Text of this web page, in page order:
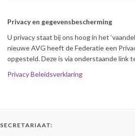
Privacy en gegevensbescherming
U privacy staat bij ons hoog in het
nieuwe AVG heeft de Federatie een
opgesteld. Deze is via onderstaande link
Privacy Beleidsverklaring
SECRETARIAAT: